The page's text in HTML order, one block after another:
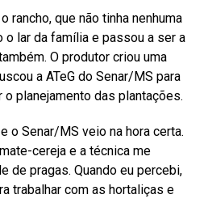
rancho, que não tinha nenhuma
o lar da família e passou a ser a
O produtor criou uma
a ATeG do Senar/MS para
planejamento das plantações.
o Senar/MS veio na hora certa.
cereja e a técnica me
de pragas. Quando eu percebi,
trabalhar com as hortaliças e